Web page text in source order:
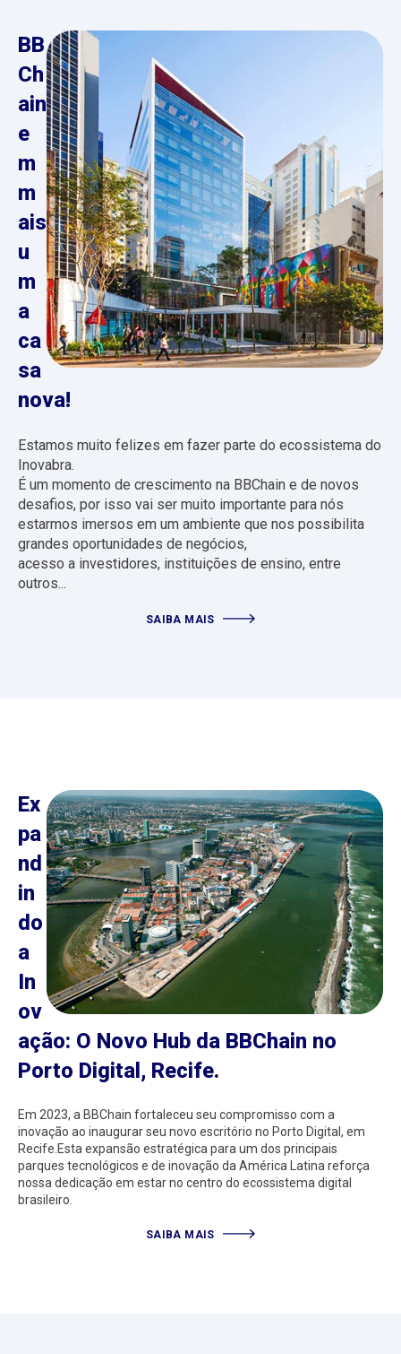
BB
Ch
ain
e
m
m
ais
u
m
a
ca
sa
nova!
Estamos muito felizes em fazer parte do ecossistema do
Inovabra.
É um momento de crescimento na BBChain e de novos
desafios, por isso vai ser muito importante para nós
estarmos imersos em um ambiente que nos possibilita
grandes oportunidades de negócios,
acesso a investidores, instituições de ensino, entre
outros...
SAIBA MAIS
Ex
pa
nd
in
do
a
In
ov
ação: O Novo Hub da BBChain no
Porto Digital, Recife.
Em 2023, a BBChain fortaleceu seu compromisso com a
inovação ao inaugurar seu novo escritório no Porto Digital, em
Recife.Esta expansão estratégica para um dos principais
parques tecnológicos e de inovação da América Latina reforça
nossa dedicação em estar no centro do ecossistema digital
brasileiro.
SAIBA MAIS